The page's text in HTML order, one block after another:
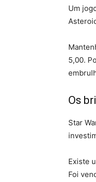
Um
5,00.
Os
Star
Existe
Foi